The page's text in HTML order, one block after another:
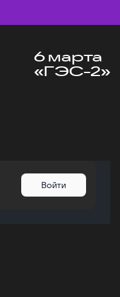
6 марта
«ГЭС-2»
Войти